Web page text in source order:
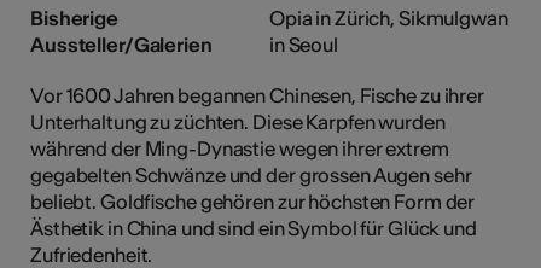
Bisherige
Aussteller/Galerien
Opia in Zürich, Sikmulgwan
in Seoul
Vor 1600 Jahren begannen Chinesen, Fische zu ihrer
Unterhaltung zu züchten. Diese Karpfen wurden
während der Ming-Dynastie wegen ihrer extrem
gegabelten Schwänze und der grossen Augen sehr
beliebt. Goldfische gehören zur höchsten Form der
Ästhetik in China und sind ein Symbol für Glück und
Zufriedenheit.